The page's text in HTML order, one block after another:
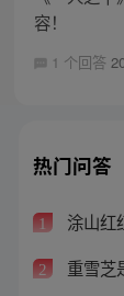
容！
1 个回答
热门问答
1 涂山红
2 重雪芝